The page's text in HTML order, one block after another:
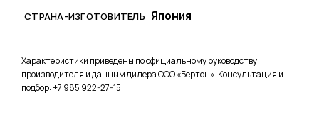
СТРАНА-ИЗГОТОВИТЕЛЬ Япония
Характеристики приведены по официальному руководству
производителя и данным дилера ООО «Бертон». Консультация и
подбор: +7 985 922-27-15.